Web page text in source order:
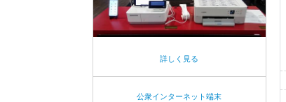
詳しく見る
公衆インターネット端末